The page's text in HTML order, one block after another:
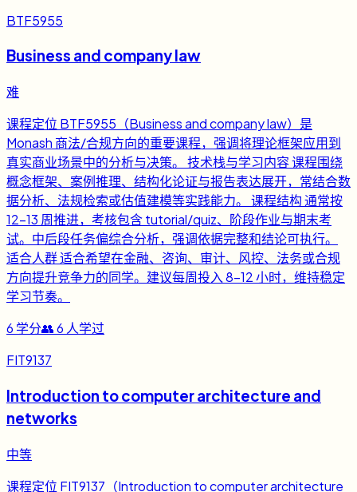
BTF5955
Business and company law
难
课程定位 BTF5955（Business and company law）是
Monash 商法/合规方向的重要课程，强调将理论框架应用到
真实商业场景中的分析与决策。 技术栈与学习内容 课程围绕
概念框架、案例推理、结构化论证与报告表达展开，常结合数
据分析、法规检索或估值建模等实践能力。 课程结构 通常按
12-13 周推进，考核包含 tutorial/quiz、阶段作业与期末考
试。中后段任务偏综合分析，强调依据完整和结论可执行。
适合人群 适合希望在金融、咨询、审计、风控、法务或合规
方向提升竞争力的同学。建议每周投入 8-12 小时，维持稳定
学习节奏。
6 学分👥6 人学过
FIT9137
Introduction to computer architecture and
networks
中等
课程定位 FIT9137（Introduction to computer architecture